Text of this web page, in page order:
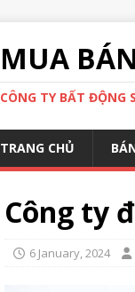
MUA
CÔNG TY BẤT
TRANG CHỦ
Công ty
6 January, 2024